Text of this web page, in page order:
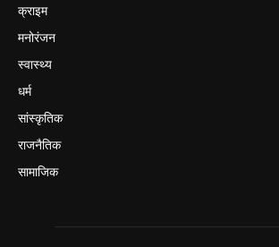
क्राइम
मनोरंजन
स्वास्थ्य
धर्म
सांस्कृतिक
राजनैतिक
सामाजिक